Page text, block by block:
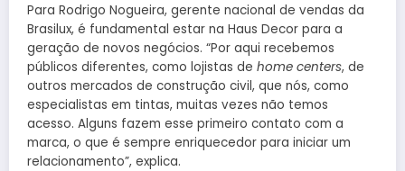
Para Rodrigo Nogueira, gerente nacional de vendas da
Brasilux, é fundamental estar na Haus Decor para a
geração de novos negócios. “Por aqui recebemos
públicos diferentes, como lojistas de home centers, de
outros mercados de construção civil, que nós, como
especialistas em tintas, muitas vezes não temos
acesso. Alguns fazem esse primeiro contato com a
marca, o que é sempre enriquecedor para iniciar um
relacionamento”, explica.